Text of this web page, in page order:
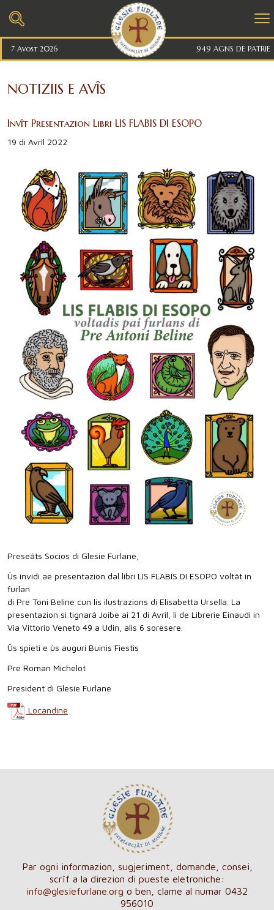
7 Avost 2026 949 AGNS DE PATRIE
NOTIZIIS E AVÎS
Invît Presentazion Libri LIS FLABIS DI ESOPO
19 di Avrîl 2022
Preseâts Socios di Glesie Furlane,
Ûs invidi ae presentazion dal libri LIS FLABIS DI ESOPO voltât in
furlan
di Pre Toni Beline cun lis ilustrazions di Elisabetta Ursella. La
presentazion si tignarâ Joibe ai 21 di Avrîl, lì de Librerie Einaudi in
Via Vittorio Veneto 49 a Udin, alis 6 soresere.
Ûs spieti e ûs auguri Buinis Fiestis
Pre Roman Michelot
President di Glesie Furlane
Locandine
Par ogni informazion, sugjeriment, domande, consei,
scrîf a la direzion di pueste eletroniche:
info@glesiefurlane.org o ben, clame al numar 0432
956010